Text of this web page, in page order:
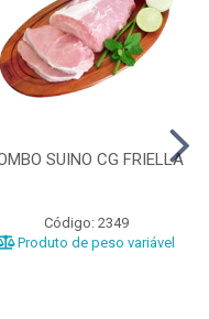
SUINO CG FRIELLA
Código: 2349
Produto de peso variável